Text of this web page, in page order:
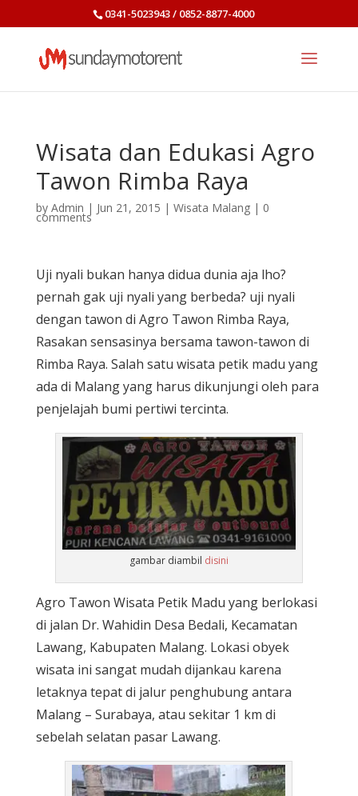
0341-5023943 / 0852-8877-4000
Wisata dan Edukasi Agro
Tawon Rimba Raya
by Admin | Jun 21, 2015 | Wisata Malang| 0
comments
Uji nyali bukan hanya didua dunia aja lho?
pernah gak uji nyali yang berbeda? uji nyali
dengan tawon di Agro Tawon Rimba Raya,
Rasakan sensasinya bersama tawon-tawon di
Rimba Raya. Salah satu wisata petik madu yang
ada di Malang yang harus dikunjungi oleh para
penjelajah bumi pertiwi tercinta.
gambar diambil disini
Agro Tawon Wisata Petik Madu yang berlokasi
di jalan Dr. Wahidin Desa Bedali, Kecamatan
Lawang, Kabupaten Malang. Lokasi obyek
wisata ini sangat mudah dijankau karena
letaknya tepat di jalur penghubung antara
Malang – Surabaya, atau sekitar 1 km di
sebelah selatan pasar Lawang.